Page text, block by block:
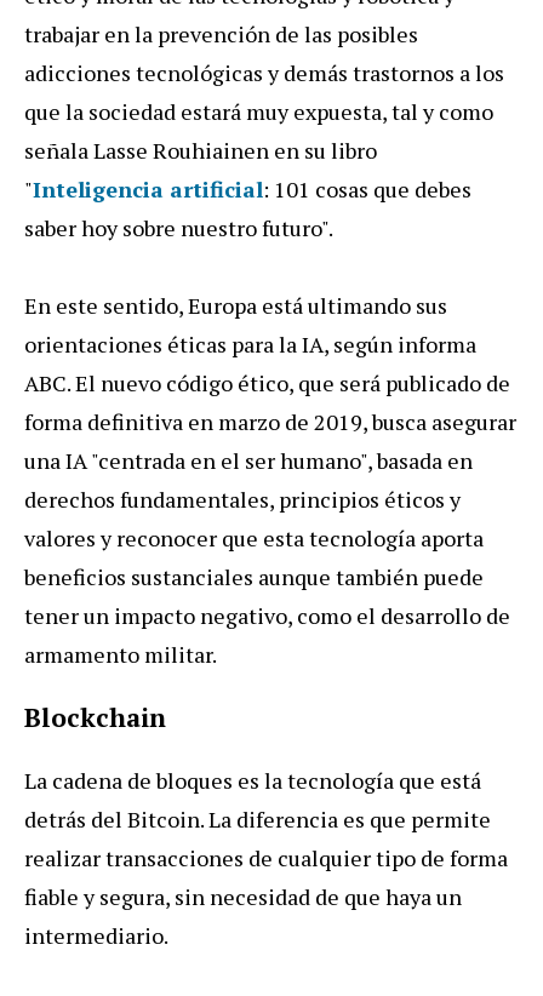
trabajar en la prevención de las posibles
adicciones tecnológicas y demás trastornos a los
que la sociedad estará muy expuesta, tal y como
señala Lasse Rouhiainen en su libro
"Inteligencia artificial: 101 cosas que debes
saber hoy sobre nuestro futuro".
En este sentido, Europa está ultimando sus
orientaciones éticas para la IA, según informa
ABC. El nuevo código ético, que será publicado de
forma definitiva en marzo de 2019, busca asegurar
una IA "centrada en el ser humano", basada en
derechos fundamentales, principios éticos y
valores y reconocer que esta tecnología aporta
beneficios sustanciales aunque también puede
tener un impacto negativo, como el desarrollo de
armamento militar.
Blockchain
La cadena de bloques es la tecnología que está
detrás del Bitcoin. La diferencia es que permite
realizar transacciones de cualquier tipo de forma
fiable y segura, sin necesidad de que haya un
intermediario.